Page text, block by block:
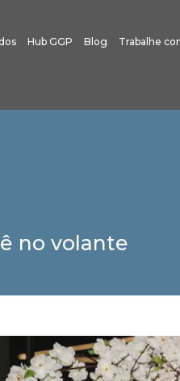
Hub GGP Blog Trabalhe
no volante